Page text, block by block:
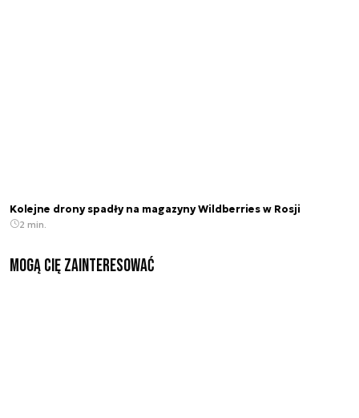
Kolejne drony spadły na magazyny Wildberries w Rosji
2 min.
Mogą Cię zainteresować